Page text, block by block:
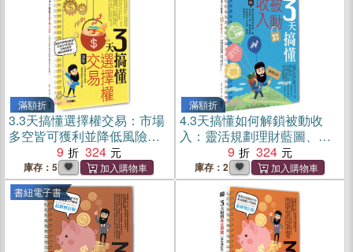
滿額折
3.3天搞懂選擇權交易：市場
多空皆可獲利並降低風險的
交易策略！
9 324
庫存：5
滿額折
4.3天搞懂如何解鎖被動收
入：靈活規劃理財藍圖、善
用投資工具，創造穩健的被
動收入來源，提早財務自
由！
9 324
庫存：2
書紐電子書